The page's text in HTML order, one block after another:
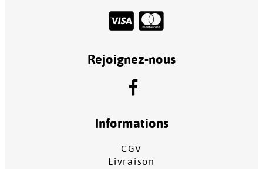
Rejoignez-nous
Informations
CGV
Livraison